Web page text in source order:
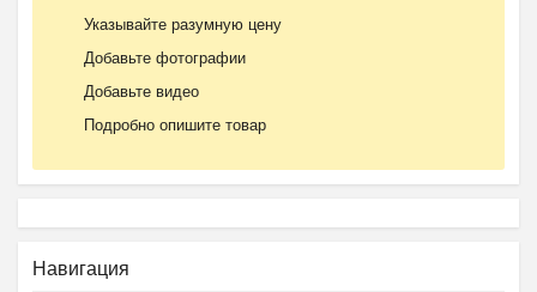
Указывайте разумную цену
Добавьте фотографии
Добавьте видео
Подробно опишите товар
Навигация